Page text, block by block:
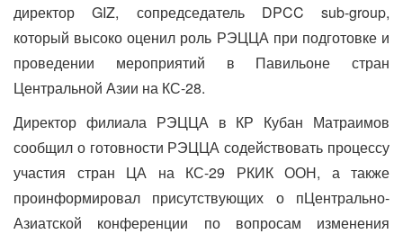
директор GIZ, сопредседатель DPCC sub-group,
который высоко оценил роль РЭЦЦА при подготовке и
проведении мероприятий в Павильоне стран
Центральной Азии на КС-28.
Директор филиала РЭЦЦА в КР Кубан Матраимов
сообщил о готовности РЭЦЦА содействовать процессу
участия стран ЦА на КС-29 РКИК ООН, а также
проинформировал присутствующих о пЦентрально-
Азиатской конференции по вопросам изменения